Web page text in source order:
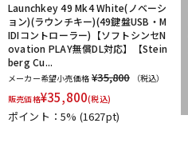
Launchkey 49 Mk4 White(ノベーシ
ョン)(ラウンチキー)(49鍵盤USB・M
IDIコントローラー)【ソフトシンセN
ovation PLAY無償DL対応】【Stein
berg Cu...
メーカー希望小売価格 ¥35,800
（税込）
販売価格¥35,800(税込)
ポイント：5% (1627pt)